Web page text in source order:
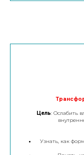
Цель: Ослабить
Узнать, как